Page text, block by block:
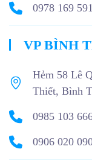
0978 169 591
VP BÌNH
Hẻm 58 Lê
Thiết, Bình
0985 103
0906 020